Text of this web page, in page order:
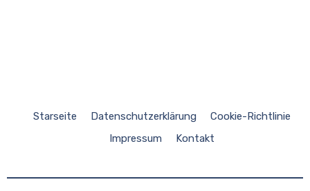
Starseite Datenschutzerklärung
Cookie-Richtlinie
Impressum
Kontakt